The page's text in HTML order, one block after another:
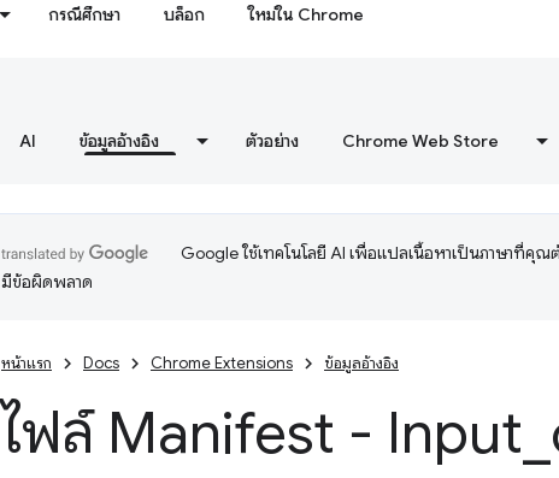
กรณีศึกษา บล็อก ใหม่ใน Chrome
AI ข้อมูลอ้างอิง ตัวอย่าง Chrome Web Store
Google ใช้เทคโนโลยี AI เพื่อแปลเนื้อหาเป็นภาษาที่คุณ
มีข้อผิดพลาด
หน้าแรก Docs Chrome Extensions ข้อมูลอ้างอิง
ไฟล์ Manifest - Input